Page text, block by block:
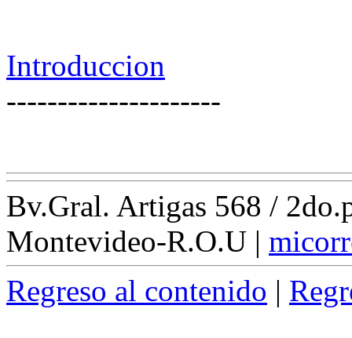
Introduccion
---------------------
Bv.Gral. Artigas 568 /
Montevideo-R.O.U |
Regreso al contenido |